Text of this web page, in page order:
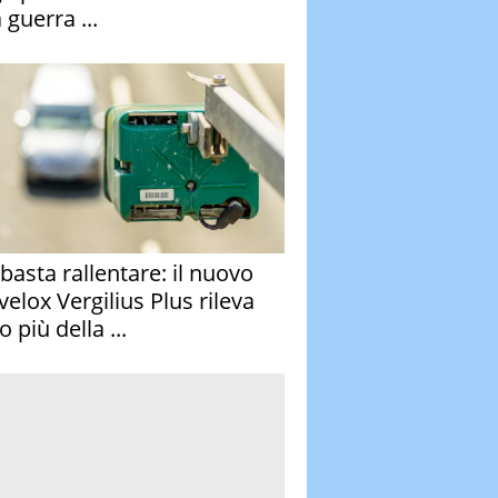
guerra ...
rallentare: il nuovo
Vergilius Plus rileva
più della ...